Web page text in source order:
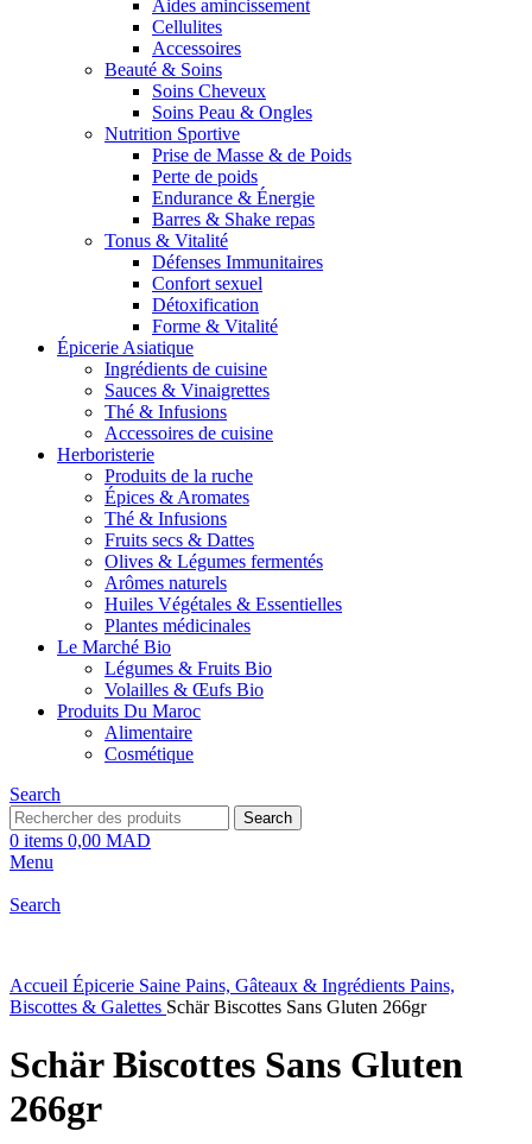
Aides amincissement
Cellulites
Accessoires
Beauté & Soins
Soins Cheveux
Soins Peau & Ongles
Nutrition Sportive
Prise de Masse & de Poids
Perte de poids
Endurance & Énergie
Barres & Shake repas
Tonus & Vitalité
Défenses Immunitaires
Confort sexuel
Détoxification
Forme & Vitalité
Épicerie Asiatique
Ingrédients de cuisine
Sauces & Vinaigrettes
Thé & Infusions
Accessoires de cuisine
Herboristerie
Produits de la ruche
Épices & Aromates
Thé & Infusions
Fruits secs & Dattes
Olives & Légumes fermentés
Arômes naturels
Huiles Végétales & Essentielles
Plantes médicinales
Le Marché Bio
Légumes & Fruits Bio
Volailles & Œufs Bio
Produits Du Maroc
Alimentaire
Cosmétique
Search
Search
0 items 0,00 MAD
Menu
Search
Accueil Épicerie Saine Pains, Gâteaux & Ingrédients Pains,
Biscottes & Galettes Schär Biscottes Sans Gluten 266gr
Schär Biscottes Sans Gluten
266gr